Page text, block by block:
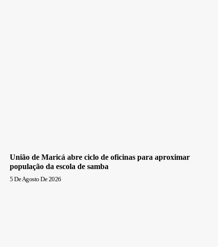
União de Maricá abre ciclo de oficinas para aproximar
população da escola de samba
5 De Agosto De 2026